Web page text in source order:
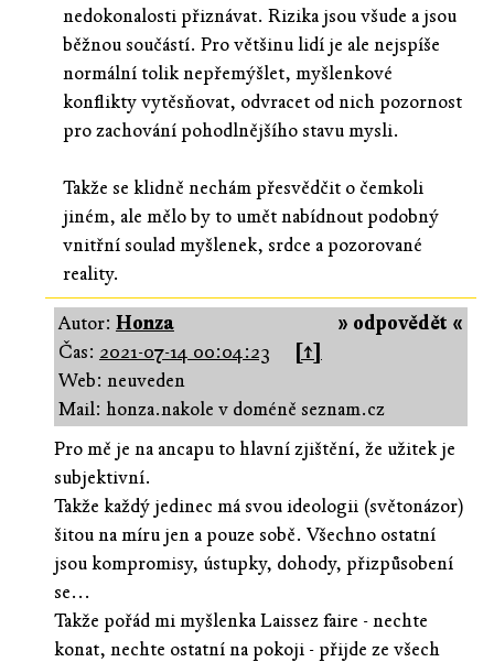
nedokonalosti přiznávat. Rizika jsou všude a jsou
běžnou součástí. Pro většinu lidí je ale nejspíše
normální tolik nepřemýšlet, myšlenkové
konflikty vytěsňovat, odvracet od nich pozornost
pro zachování pohodlnějšího stavu mysli.
Takže se klidně nechám přesvědčit o čemkoli
jiném, ale mělo by to umět nabídnout podobný
vnitřní soulad myšlenek, srdce a pozorované
reality.
» odpovědět «
Autor: Honza
Čas: 2021-07-14 00:04:23
[↑]
Web: neuveden
Mail: honza.nakole v doméně seznam.cz
Pro mě je na ancapu to hlavní zjištění, že užitek je
subjektivní.
Takže každý jedinec má svou ideologii (světonázor)
šitou na míru jen a pouze sobě. Všechno ostatní
jsou kompromisy, ústupky, dohody, přizpůsobení
se...
Takže pořád mi myšlenka Laissez faire - nechte
konat, nechte ostatní na pokoji - přijde ze všech